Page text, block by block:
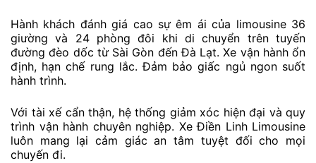
Hành khách đánh giá cao sự êm ái của limousine 36
giường và 24 phòng đôi khi di chuyển trên tuyến
đường đèo dốc từ Sài Gòn đến Đà Lạt. Xe vận hành ổn
định, hạn chế rung lắc. Đảm bảo giấc ngủ ngon suốt
hành trình.
Với tài xế cẩn thận, hệ thống giảm xóc hiện đại và quy
trình vận hành chuyên nghiệp. Xe Điền Linh Limousine
luôn mang lại cảm giác an tâm tuyệt đối cho mọi
chuyến đi.